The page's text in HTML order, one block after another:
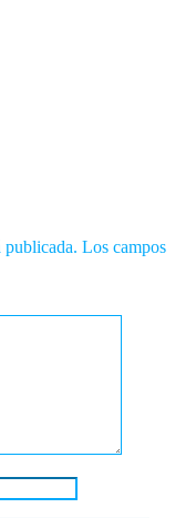
publicada. Los campos